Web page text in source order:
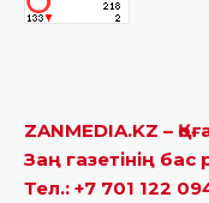
ZANMEDIA.KZ –
Заң газетінің
Тел.: +7 701 122